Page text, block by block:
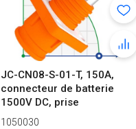
JC-CN08-S-01-T, 150A,
connecteur de batterie
1500V DC, prise
traversante, orange
1050030